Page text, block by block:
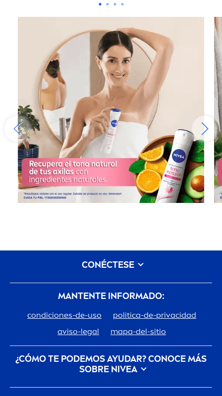
MANTENTE INFORMADO:
condiciones-de-uso
politica-de-privacidad
aviso-legal
mapa-del-sitio
¿CÓMO TE PODEMOS AYUDAR? CONOCE MÁS
SOBRE NIVEA
Descubre la Historia de tu marca de confianza
CONÉCTESE